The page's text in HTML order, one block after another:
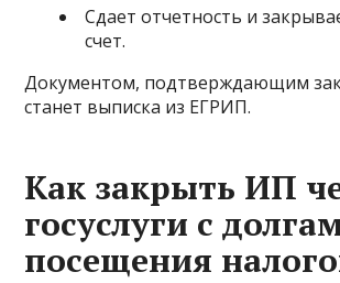
Сдает отчетность и
счет.
Документом, подтверждающим
станет выписка из ЕГРИП.
Как закрыть ИП
госуслуги с
посещения